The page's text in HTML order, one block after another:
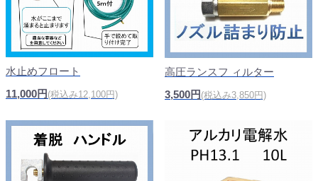
水止めフロート
11,000円 (税込み12,100円)
高圧ランスフ ィルター
3,500円 (税込み3,850円)